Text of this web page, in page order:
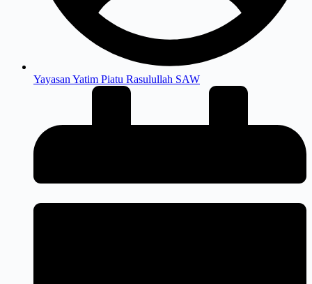
Yayasan Yatim Piatu Rasulullah SAW